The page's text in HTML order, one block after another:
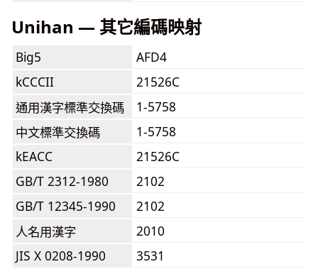
Unihan — 其它編碼映射
Big5
AFD4
kCCCII
21526C
通用漢字標準交換碼
1-5758
中文標準交換碼
1-5758
kEACC
21526C
GB/T 2312-1980
2102
GB/T 12345-1990
2102
人名用漢字
2010
JIS X 0208-1990
3531